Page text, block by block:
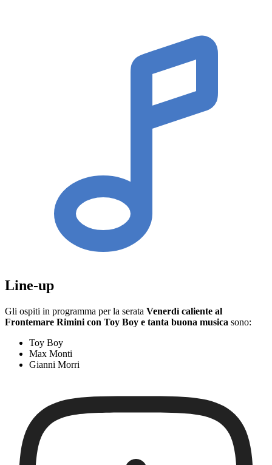
Line-up
Gli ospiti in programma per la serata Venerdì caliente al
Frontemare Rimini con Toy Boy e tanta buona musica sono:
Toy Boy
Max Monti
Gianni Morri